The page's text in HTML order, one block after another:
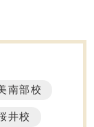
南部校
井校